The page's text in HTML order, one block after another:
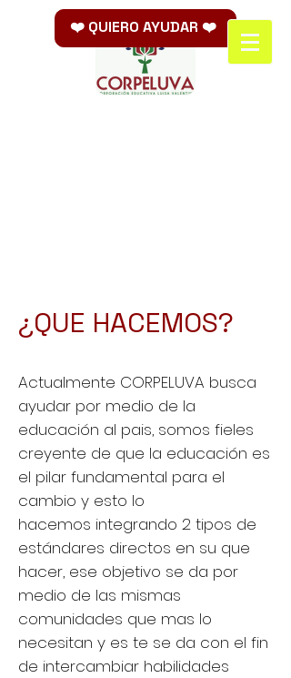
❤️ QUIERO AYUDAR ❤️
¿QUE HACEMOS?
Actualmente CORPELUVA busca
ayudar por medio de la
educación al pais, somos fieles
creyente de que la educación es
el pilar fundamental para el
cambio y esto lo
hacemos integrando 2 tipos de
estándares directos en su que
hacer, ese objetivo se da por
medio de las mismas
comunidades que mas lo
necesitan y es te se da con el fin
de intercambiar habilidades